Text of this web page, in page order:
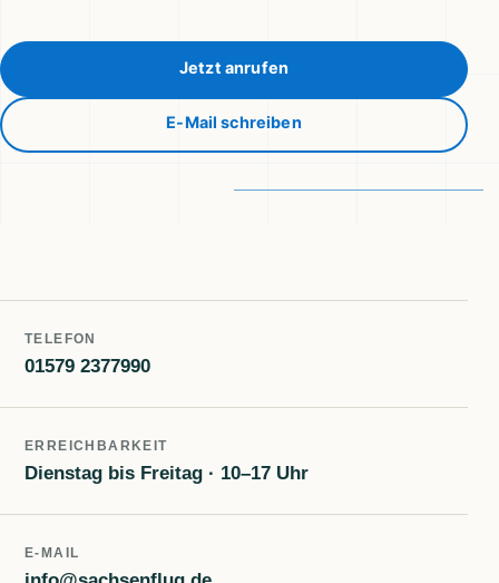
Jetzt anrufen
E-Mail schreiben
TELEFON
01579 2377990
ERREICHBARKEIT
Dienstag bis Freitag · 10–17 Uhr
E-MAIL